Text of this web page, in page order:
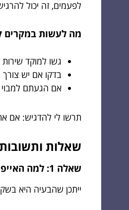
לפעמים, זה יכול
מה לעשות במקרים
גשו למוקד
בדקו אם יש
אם הגעתם
תרשו לי להדגיש: אם
שאלות
שאלה 1: למה האייפון לא נטען כשהכבל נראה בסדר?
ייתכן שהבעיה היא